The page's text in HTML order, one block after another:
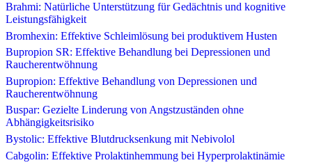
Brahmi: Natürliche Unterstützung für Gedächtnis und kognitive
Leistungsfähigkeit
Bromhexin: Effektive Schleimlösung bei produktivem Husten
Bupropion SR: Effektive Behandlung bei Depressionen und
Raucherentwöhnung
Bupropion: Effektive Behandlung von Depressionen und
Raucherentwöhnung
Buspar: Gezielte Linderung von Angstzuständen ohne
Abhängigkeitsrisiko
Bystolic: Effektive Blutdrucksenkung mit Nebivolol
Cabgolin: Effektive Prolaktinhemmung bei Hyperprolaktinämie